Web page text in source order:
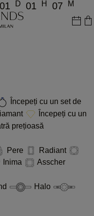
01 D 01 H 07 M
Începeți cu un set de
Începeți cu un
prețioasă
Pere
Radiant
Inima
Asscher
Halo